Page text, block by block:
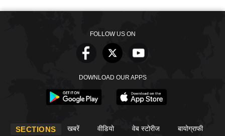
FOLLOW US ON
DOWNLOAD OUR APPS
SECTIONS खबरें वीडियो वेब स्टोरीज बायोग्राफी